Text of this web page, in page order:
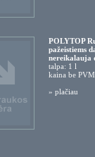
POLYTOP
pažeistiems
nereikalauja
talpa: 1 l
kaina be
» plačiau